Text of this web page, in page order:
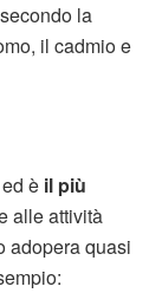
la
il cadmio e
è il più
alle attività
adopera quasi